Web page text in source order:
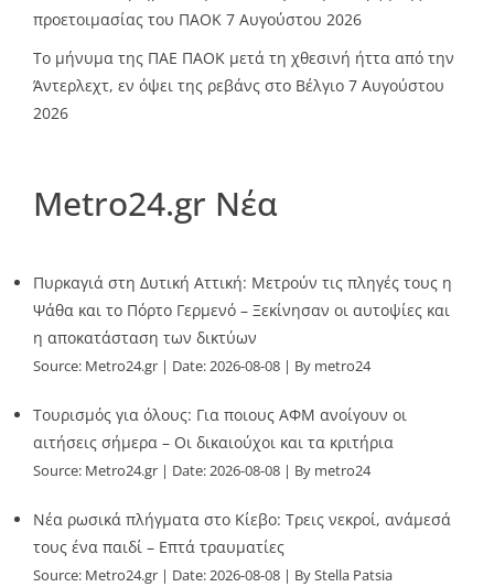
προετοιμασίας του ΠΑΟΚ 7 Αυγούστου 2026
Το μήνυμα της ΠΑΕ ΠΑΟΚ μετά τη χθεσινή ήττα από την
Άντερλεχτ, εν όψει της ρεβάνς στο Βέλγιο 7 Αυγούστου
2026
Metro24.gr Νέα
Πυρκαγιά στη Δυτική Αττική: Μετρούν τις πληγές τους η
Ψάθα και το Πόρτο Γερμενό – Ξεκίνησαν οι αυτοψίες και
η αποκατάσταση των δικτύων
Source: Metro24.gr Date: 2026-08-08 By metro24
Τουρισμός για όλους: Για ποιους ΑΦΜ ανοίγουν οι
αιτήσεις σήμερα – Οι δικαιούχοι και τα κριτήρια
Source: Metro24.gr Date: 2026-08-08 By metro24
Νέα ρωσικά πλήγματα στο Κίεβο: Τρεις νεκροί, ανάμεσά
τους ένα παιδί – Επτά τραυματίες
Source: Metro24.gr Date: 2026-08-08 By Stella Patsia